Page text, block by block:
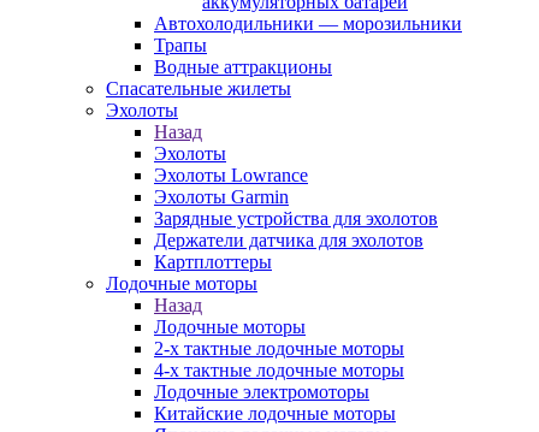
Автохолодильники — морозильники
Трапы
Водные аттракционы
Спасательные жилеты
Эхолоты
Назад
Эхолоты
Эхолоты Lowrance
Эхолоты Garmin
Зарядные устройства для эхолотов
Держатели датчика для эхолотов
Картплоттеры
Лодочные моторы
Назад
Лодочные моторы
2-х тактные лодочные моторы
4-х тактные лодочные моторы
Лодочные электромоторы
Китайские лодочные моторы